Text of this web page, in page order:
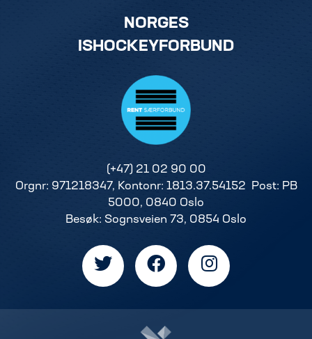
NORGES
ISHOCKEYFORBUND
(+47) 21 02 90 00
Orgnr: 971218347, Kontonr: 1813.37.54152 Post: PB
5000, 0840 Oslo
Besøk: Sognsveien 73, 0854 Oslo